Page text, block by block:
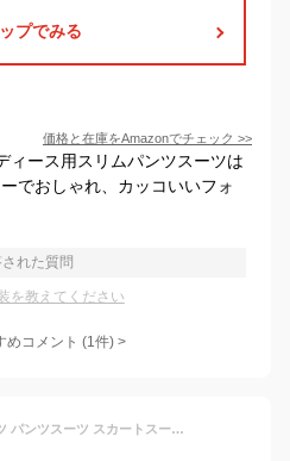
プでみる
価格と在庫をAmazonでチェック >>
ィース用スリムパンツスーツは
でおしゃれ、カッコいいフォ
された質問
を教えてください
めコメント (1件) >
《サイズ交換無料》スーツ パンツスーツ スカートスーツ 3点セット ビジネススーツ リクルートスーツ 洗える ストレッチ 春 夏 秋 S-3L 2ボトム 防しわ